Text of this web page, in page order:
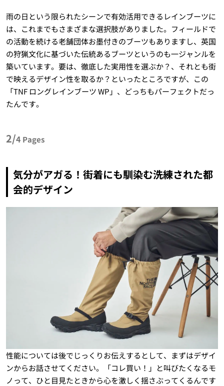
雨の日という限られたシーンで有効活用できるレインブーツに
は、これまでもさまざまな選択肢がありました。フィールドで
の活動を続ける老舗団体お墨付きのブーツもありますし、英国
の狩猟文化に基づいた伝統あるブーツというのも一ジャンルを
築いています。要は、徹底した実用性を選ぶか？、それとも街
で映えるデザイン性を取るか？といったところですが、この
「TNF ロングレインブーツ WP」、どっちもパーフェクトだっ
たんです。
2/4 Pages
気分がアガる！街着にも馴染む洗練された都
会的デザイン
性能については後でじっくりお伝えするとして、まずはデザイ
ンからお話させてください。「コレ買い！」と叫びたくなるモ
ノって、ひと目見たときから心を激しく揺さぶってくるんです